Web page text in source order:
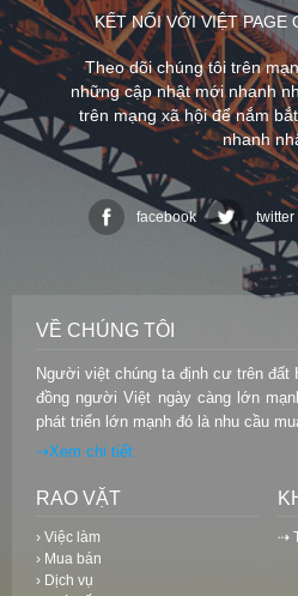
KẾT NỐI VỚI VIỆT PAGE
Theo dõi chúng tôi trên
những cập nhật mới nhanh
trên mạng xã hội để nắm
nhanh
facebook twitter
VỀ CHÚNG TÔI
Người việt chúng ta định cư trên đất
đồng người Việt ngày càng lớn
phát triển lớn mạnh đó là nhu cầu
⇢Xem chi tiết
RAO VẶT
› Việc làm
› Mua bán
› Dịch vụ
⇢